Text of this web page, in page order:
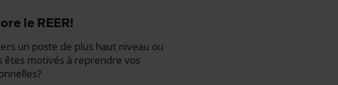
le REER!
un poste de plus haut niveau ou
motivés à reprendre vos